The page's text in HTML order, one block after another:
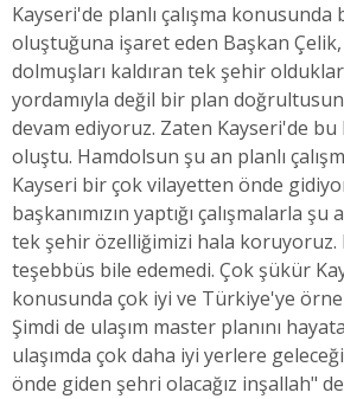
Kayseri'de planlı çalışma
oluştuğuna işaret eden Başkan
dolmuşları kaldıran tek şehir
yordamıyla değil bir plan
devam ediyoruz. Zaten Kayseri'de
oluştu. Hamdolsun şu an planlı
Kayseri bir çok vilayetten önde
başkanımızın yaptığı çalışmalarla
tek şehir özelliğimizi hala koruyoruz.
teşebbüs bile edemedi. Çok şükür
konusunda çok iyi ve Türkiye'ye
Şimdi de ulaşım master planını
ulaşımda çok daha iyi yerlere
önde giden şehri olacağız inşallah"